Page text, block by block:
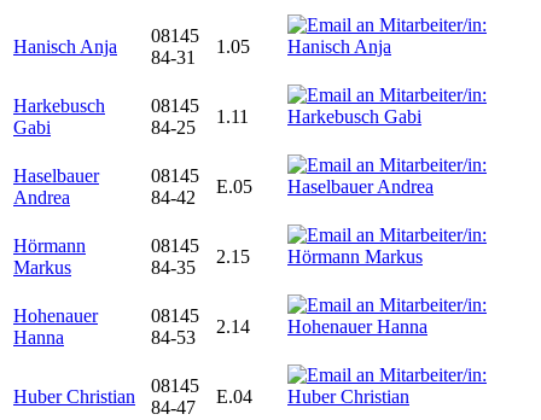
Hanisch Anja
08145
84-31
1.05
Harkebusch
Gabi
08145
84-25
1.11
Haselbauer
Andrea
08145
84-42
E.05
Hörmann
Markus
08145
84-35
2.15
Hohenauer
Hanna
08145
84-53
2.14
Huber Christian
08145
84-47
E.04